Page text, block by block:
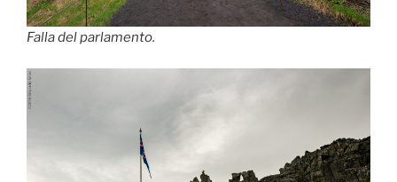
Falla del parlamento.